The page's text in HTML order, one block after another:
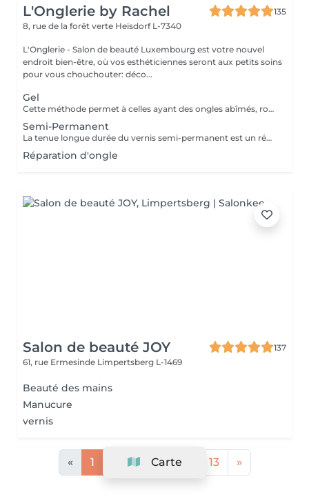
L'Onglerie by Rachel
135
8, rue de la forêt verte Heisdorf L-7340
L'Onglerie - Salon de beauté Luxembourg est votre nouvel
endroit bien-être, où vos esthéticiennes seront aux petits soins
pour vous chouchouter: déco...
Gel
Cette méthode permet à celles ayant des ongles abîmés, rongés, cassants, de retrouver de très jolies mains. En rallongement ou en simple gainage, le gel apportera solidité à vos ongles, et une couleur longue durée
Semi-Permanent
La tenue longue durée du vernis semi-permanent est un réel avantage. La pose sera effectuée avec soin, en adaptant les produits utilisés. La prestation sera entièrement personnalisée. La tenue peut aller de 2 à 3 semaines, 4 maximum selon le type d'ongle. Fini les retouches manucure tous les 4 jours, c'est une vraie liberté qui s'offre à vous ! Finesse et tenue longue durée ! N'hésitez pas à demander conseil
Réparation d'ongle
Salon de beauté JOY
137
61, rue Ermesinde Limpertsberg L-1469
Beauté des mains
Manucure
vernis
« 1 3 4 13 »
Carte